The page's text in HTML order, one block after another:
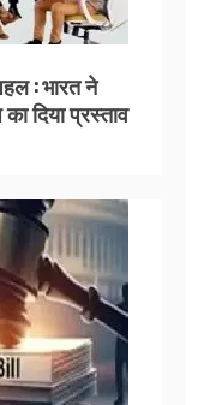
: भारत ने
दिया प्रस्ताव